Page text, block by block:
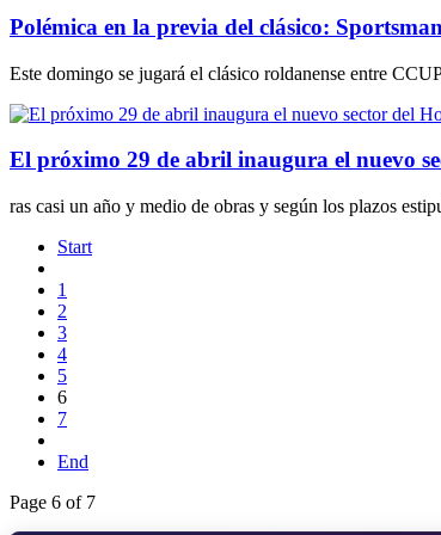
Polémica en la previa del clásico:
Este domingo se jugará el clásico roldanense entre
El próximo 29 de abril inaugura el nuevo
ras casi un año y medio de obras y según los plazos
Start
1
2
3
4
5
6
7
End
Page 6 of 7